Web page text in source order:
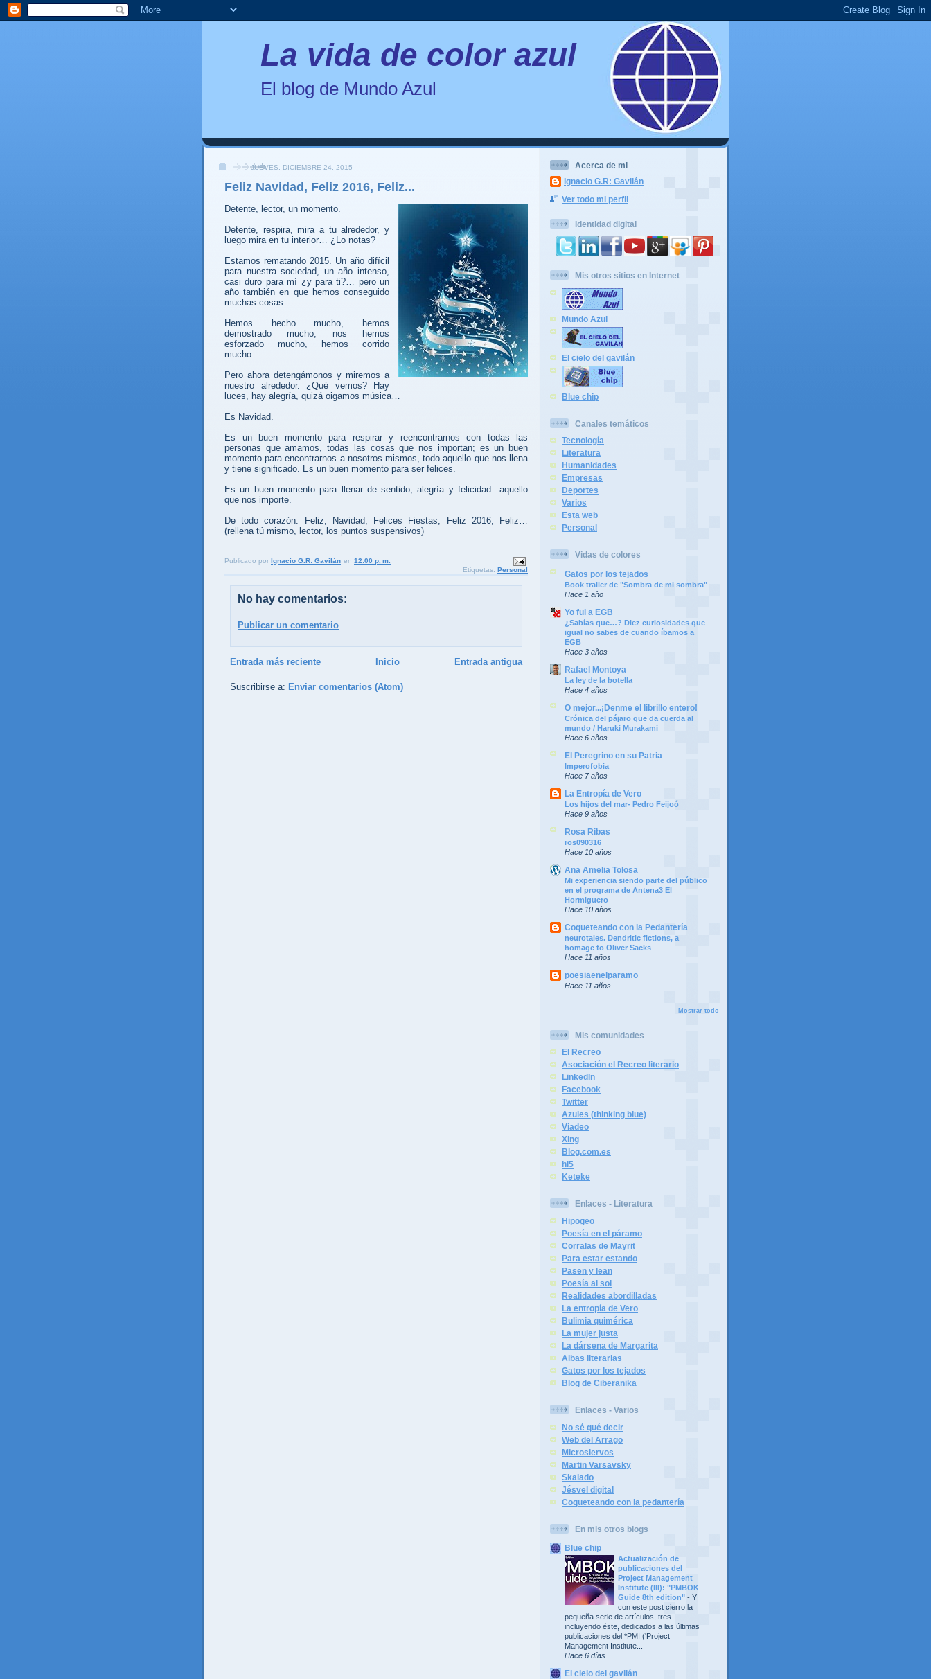
La vida de color azul
El blog de Mundo Azul
JUEVES, DICIEMBRE 24, 2015
Feliz Navidad, Feliz 2016, Feliz...
Detente, lector, un momento.
Detente, respira, mira a tu alrededor, y
luego mira en tu interior… ¿Lo notas?
Estamos rematando 2015. Un año difícil
para nuestra sociedad, un año intenso,
casi duro para mí ¿y para ti?… pero un
año también en que hemos conseguido
muchas cosas.
Hemos hecho mucho, hemos
demostrado mucho, nos hemos
esforzado mucho, hemos corrido
mucho…
Pero ahora detengámonos y miremos a
nuestro alrededor. ¿Qué vemos? Hay
luces, hay alegría, quizá oigamos música…
Es Navidad.
Es un buen momento para respirar y reencontrarnos con todas las
personas que amamos, todas las cosas que nos importan; es un buen
momento para encontrarnos a nosotros mismos, todo aquello que nos llena
y tiene significado. Es un buen momento para ser felices.
Es un buen momento para llenar de sentido, alegría y felicidad...aquello
que nos importe.
De todo corazón: Feliz, Navidad, Felices Fiestas, Feliz 2016, Feliz…
(rellena tú mismo, lector, los puntos suspensivos)
Publicado por Ignacio G.R: Gavilán en 12:00 p. m.
Etiquetas: Personal
No hay comentarios:
Publicar un comentario
Entrada más reciente Entrada antigua
Inicio
Suscribirse a: Enviar comentarios (Atom)
Acerca de mi
Ignacio G.R: Gavilán
Ver todo mi perfil
Identidad digital
Mis otros sitios en Internet
Mundo Azul
El cielo del gavilán
Blue chip
Canales temáticos
Tecnología
Literatura
Humanidades
Empresas
Deportes
Varios
Esta web
Personal
Vidas de colores
Gatos por los tejados
Book trailer de "Sombra de mi sombra"
Hace 1 año
Yo fui a EGB
¿Sabías que…? Diez curiosidades que
igual no sabes de cuando íbamos a
EGB
Hace 3 años
Rafael Montoya
La ley de la botella
Hace 4 años
O mejor...¡Denme el librillo entero!
Crónica del pájaro que da cuerda al
mundo / Haruki Murakami
Hace 6 años
El Peregrino en su Patria
Imperofobia
Hace 7 años
La Entropía de Vero
Los hijos del mar- Pedro Feijoó
Hace 9 años
Rosa Ribas
ros090316
Hace 10 años
Ana Amelia Tolosa
Mi experiencia siendo parte del público
en el programa de Antena3 El
Hormiguero
Hace 10 años
Coqueteando con la Pedantería
neurotales. Dendritic fictions, a
homage to Oliver Sacks
Hace 11 años
poesiaenelparamo
Hace 11 años
Mostrar todo
Mis comunidades
El Recreo
Asociación el Recreo literario
LinkedIn
Facebook
Twitter
Azules (thinking blue)
Viadeo
Xing
Blog.com.es
hi5
Keteke
Enlaces - Literatura
Hipogeo
Poesía en el páramo
Corralas de Mayrit
Para estar estando
Pasen y lean
Poesía al sol
Realidades abordilladas
La entropía de Vero
Bulimia quimérica
La mujer justa
La dársena de Margarita
Albas literarias
Gatos por los tejados
Blog de Ciberanika
Enlaces - Varios
No sé qué decir
Web del Arrago
Microsiervos
Martin Varsavsky
Skalado
Jésvel digital
Coqueteando con la pedantería
En mis otros blogs
Blue chip
Actualización de
publicaciones del
Project Management
Institute (III): "PMBOK
Guide 8th edition" - Y
con este post cierro la
pequeña serie de artículos, tres
incluyendo éste, dedicados a las últimas
publicaciones del *PMI ('Project
Management Institute...
Hace 6 días
El cielo del gavilán